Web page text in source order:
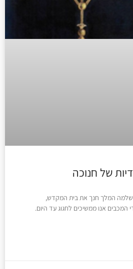
של חנוכה
המלך חנך את בית המקדש,
אנו ממשיכים לחגוג עד היום.